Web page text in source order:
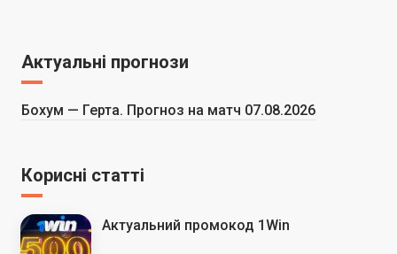
Актуальні прогнози
Бохум — Герта. Прогноз на матч 07.08.2026
Корисні статті
Актуальний промокод 1Win